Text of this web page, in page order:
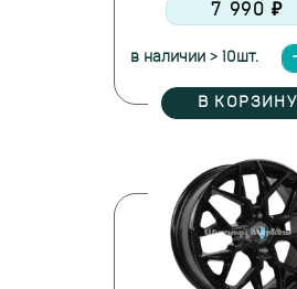
7 990 ₽
в наличии > 10шт.
В КОРЗИНУ